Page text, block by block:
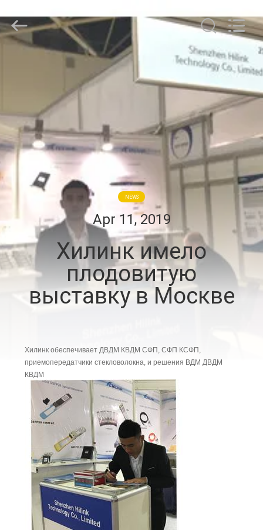
ПРОДУКТЫ
О
НАС
ЭКСКУРСИЯ
ПО
ЗАВОДУ
КОНТРОЛЬ
КАЧЕСТВА
НАМИ
НОВОСТИ
СЛУЧАИ
ЗАПРОСИТЕ
ЦИТАТУ
Technology
Co.,Ltd..
All
Rights
NEWS
Apr 11, 2019
Хилинк имело
плодовитую
выставку в Москве
Хилинк обеспечивает ДВДМ КВДМ СФП, СФП КСФП,
приемопередатчики стекловолокна, и решения ВДМ ДВДМ
КВДМ